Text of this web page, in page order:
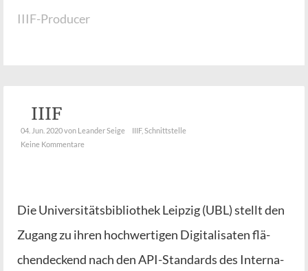
IIIF-Producer
IIIF
04. Jun. 2020von Leander Seige IIIF, Schnittstelle
Keine Kommentare
Die Uni­ver­si­täts­bi­blio­thek Leip­zig (UBL) stellt den
Zugang zu ihren hoch­wer­ti­gen Digi­ta­li­sa­ten flä­
chen­de­ckend nach den API-Stan­­dards des Inter­na­